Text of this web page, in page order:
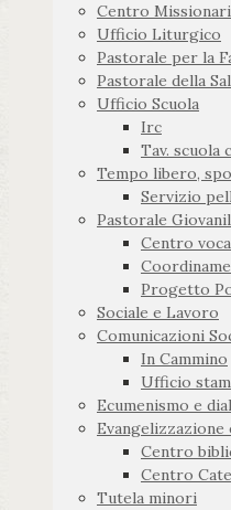
Centro
Ufficio Liturgico
Pastorale per la
Pastorale della
Ufficio Scuola
Irc
Tav. scuola
Tempo libero,
Servizio
Pastorale
Centro
Progetto
Sociale e Lavoro
Comunicazioni
In Cammino
Ufficio
Ecumenismo e
Evangelizzazione
Centro
Centro
Tutela minori